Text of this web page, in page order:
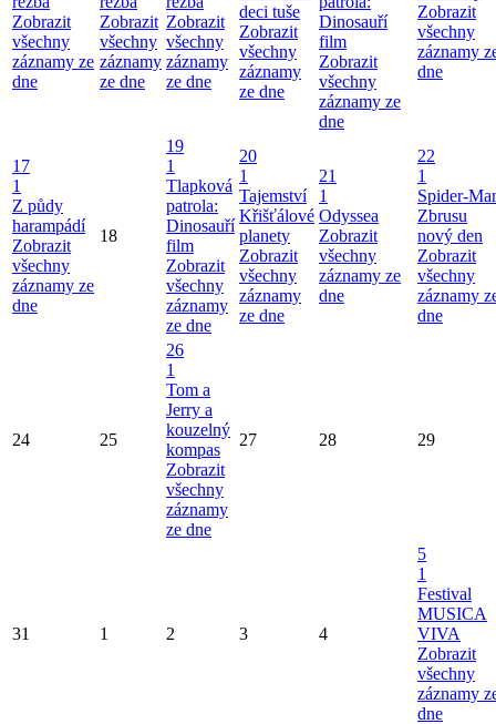
Zobrazit
všechny
záznamy ze
dne
Zobrazit
všechny
záznamy
ze dne
Zobrazit
všechny
záznamy
ze dne
deci tuše
Zobrazit
všechny
záznamy
ze dne
Dinosauří
film
Zobrazit
všechny
záznamy ze
dne
Zobrazit
všechny
záznamy
dne
17
1
Z půdy
harampádí
Zobrazit
všechny
záznamy ze
dne
18
19
1
Tlapková
patrola:
Dinosauří
film
Zobrazit
všechny
záznamy
ze dne
20
1
Tajemství
Křišťálové
planety
Zobrazit
všechny
záznamy
ze dne
21
1
Odyssea
Zobrazit
všechny
záznamy ze
dne
22
1
Spider-
Zbrusu
nový den
Zobrazit
všechny
záznamy
dne
24 25
26
1
Tom a
Jerry a
kouzelný
kompas
Zobrazit
všechny
záznamy
ze dne
27 28 29
31 1 2 3 4
5
1
Festival
MUSICA
VIVA
Zobrazit
všechny
záznamy
dne